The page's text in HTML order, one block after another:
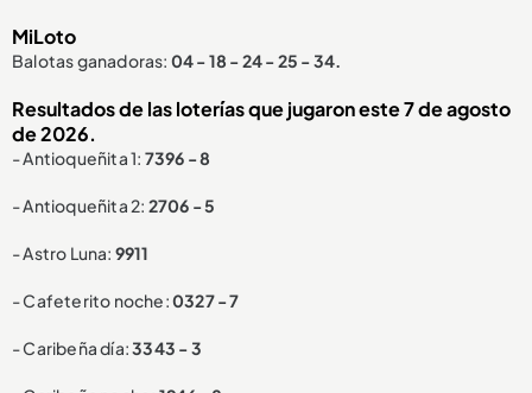
MiLoto
Balotas ganadoras: 04 - 18 - 24 - 25 - 34.
Resultados de las loterías que jugaron este 7 de agosto
de 2026.
- Antioqueñita 1: 7396 - 8
- Antioqueñita 2: 2706 - 5
- Astro Luna: 9911
- Cafeterito noche:0327 - 7
- Caribeña día:3343 - 3